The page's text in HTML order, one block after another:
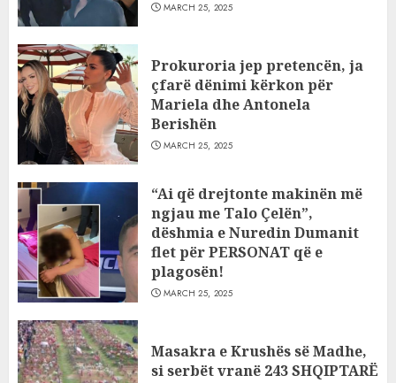
MARCH 25, 2025
Prokuroria jep pretencën, ja
çfarë dënimi kërkon për
Mariela dhe Antonela
Berishën
MARCH 25, 2025
“Ai që drejtonte makinën më
ngjau me Talo Çelën”,
dëshmia e Nuredin Dumanit
flet për PERSONAT që e
plagosën!
MARCH 25, 2025
Masakra e Krushës së Madhe,
si serbët vranë 243 SHQIPTARË